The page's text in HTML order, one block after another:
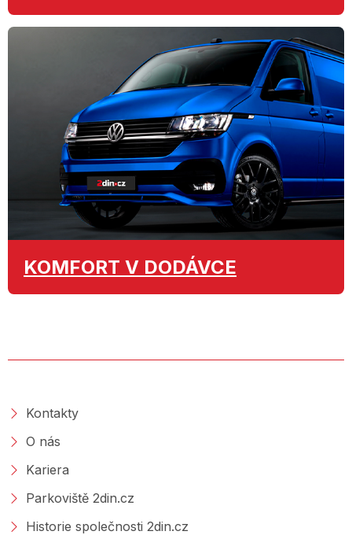
KOMFORT V DODÁVCE
Kontakty
O nás
Kariera
Parkoviště 2din.cz
Historie společnosti 2din.cz